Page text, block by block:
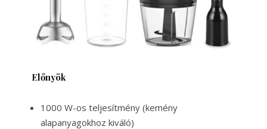
Előnyök
1000 W-os teljesítmény (kemény
alapanyagokhoz kiváló)